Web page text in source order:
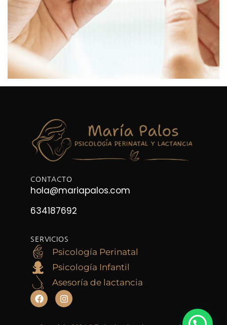
CONTACTO
hola@mariapalos.com
634187692
SERVICIOS
Psicología Perinatal
Psicología Infantil
Asesoría de lactancia